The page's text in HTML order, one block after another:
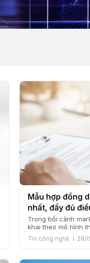
Mẫu hợp đồng
nhất, đầy đủ
Trong bối cảnh
khai theo mô hình
marketing không
thức, mà là nền
giữa doanh nghiệp
khai và tư vấn nội
Tin công nghệ 28/